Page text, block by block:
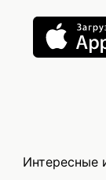
Интересные